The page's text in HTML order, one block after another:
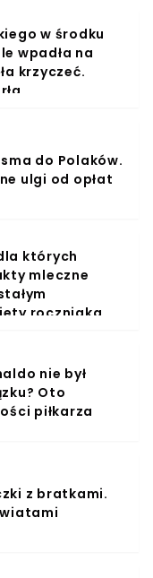
w środku
wpadła na
krzyczeć.
do Polaków.
ulgi od opłat
których
mleczne
roczniaka
nie był
Oto
piłkarza
z bratkami.